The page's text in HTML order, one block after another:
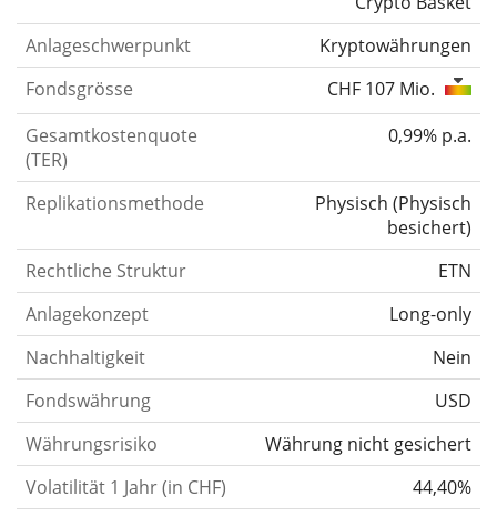
Anlageschwerpunkt
Kryptowährungen
Fondsgrösse
CHF 107 Mio.
Gesamtkostenquote
(TER)
0,99% p.a.
Replikationsmethode Physisch (Physisch
besichert)
Rechtliche Struktur
ETN
Anlagekonzept
Long-only
Nachhaltigkeit
Nein
Fondswährung
USD
Währungsrisiko
Währung nicht gesichert
Volatilität 1 Jahr (in CHF)
44,40%